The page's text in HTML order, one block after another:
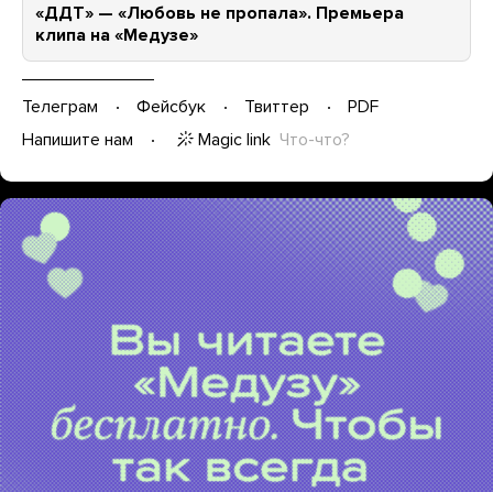
«ДДТ» — «Любовь не пропала». Премьера
клипа на «Медузе»
Телеграм Фейсбук Твиттер
PDF
Напишите нам
Magic link Что-что?